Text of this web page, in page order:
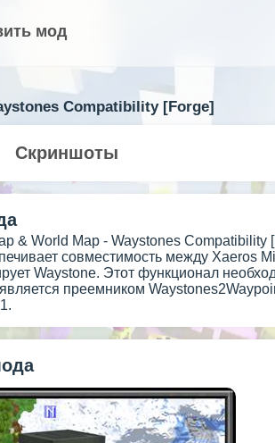
мод
Compatibility [Forge]
Скриншоты
& World Map - Waystones
совместимость между Xaeros
Waystone. Этот функционал
преемником